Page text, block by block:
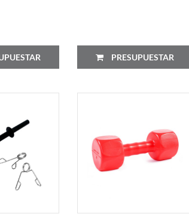
PRESUPUESTAR